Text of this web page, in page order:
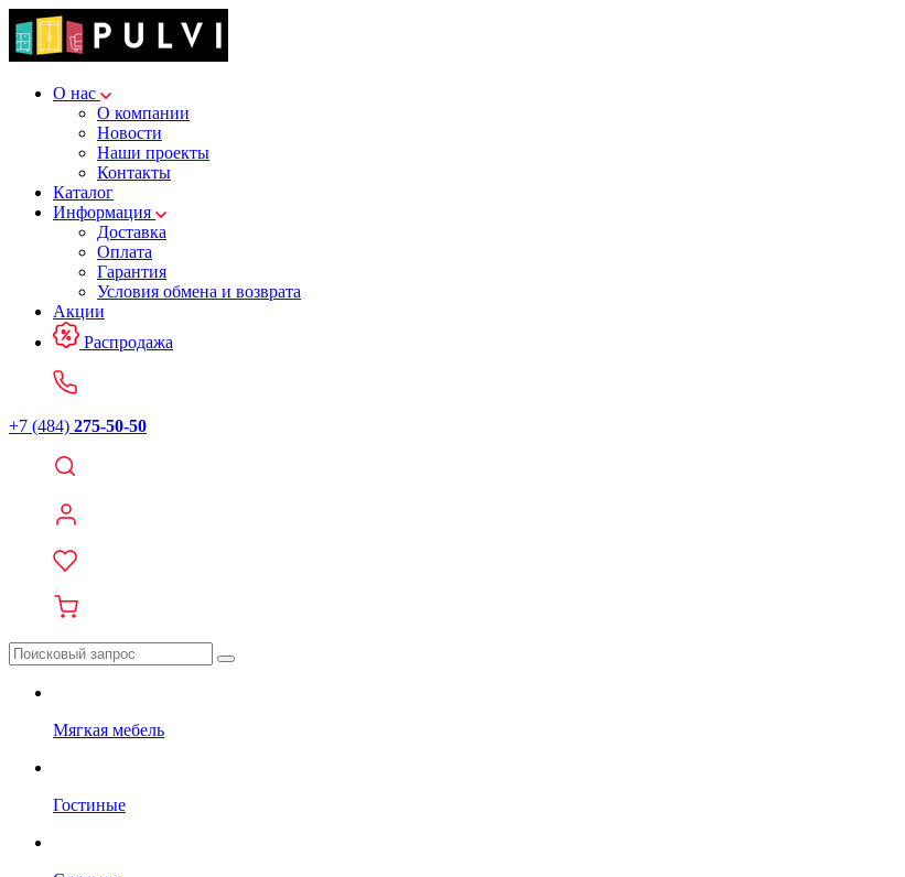
О нас
О компании
Новости
Наши проекты
Контакты
Каталог
Информация
Доставка
Оплата
Гарантия
Условия обмена и возврата
Акции
Распродажа
+7 (484) 275-50-50
Мягкая мебель
Гостиные